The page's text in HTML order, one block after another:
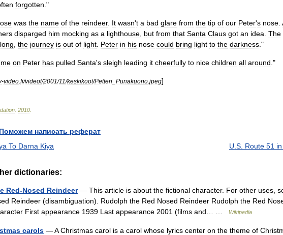
forgotten ."
was the name of the reindeer. It wasn't a bad glare from the tip of our Peter's nose
disparged him mocking as a lighthouse but from that Santa Claus got an idea The
long the journey is out of light Peter in his nose could bring light to the darkness ."
on Peter has pulled Santa's sleigh leading it cheerfully to nice children all around ."
-video fi/videot/2001/11/keskikoot/Petteri Punakuono jpeg]
2010
Поможем написать реферат
To Darna Kiya
U.S. Route 51
dictionaries:
Red-Nosed Reindeer— This article is about the fictional character. For other uses,
Reindeer (disambiguation). Rudolph the Red Nosed Reindeer Rudolph the Red
First appearance 1939 Last appearance 2001 (films and… …
Wikipedia
carols — A Christmas carol is a carol whose lyrics center on the theme of